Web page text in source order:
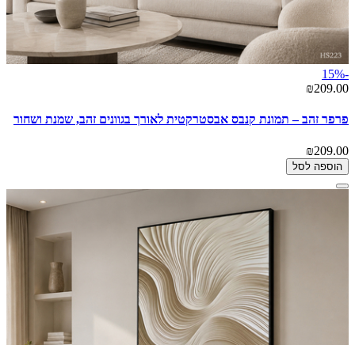
-15%
₪209.00
פרפר זהב – תמונת קנבס אבסטרקטית לאורך בגוונים זהב, שמנת ושחור
₪209.00
הוספה לסל